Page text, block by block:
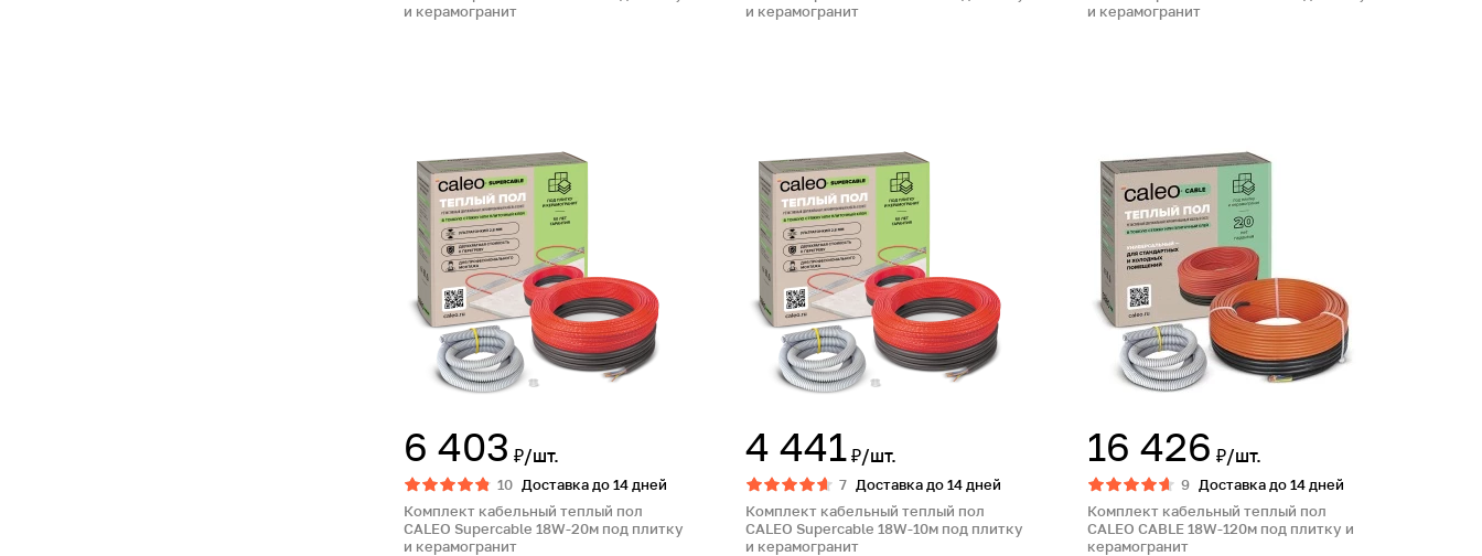
и керамогранит
и керамогранит
и керамогранит
6 403 ₽/шт.
10 Доставка до 14 дней
Комплект кабельный теплый пол
CALEO Supercable 18W-20м под плитку
и керамогранит
4 441 ₽/шт.
7 Доставка до 14 дней
Комплект кабельный теплый пол
CALEO Supercable 18W-10м под плитку
и керамогранит
16 426 ₽/шт.
9 Доставка до 14 дней
Комплект кабельный теплый пол
CALEO CABLE 18W-120м под плитку и
керамогранит